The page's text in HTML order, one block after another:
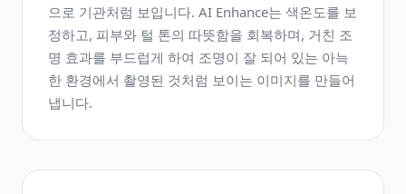
으로 기관처럼 보입니다. AI Enhance는 색온도를 보
정하고, 피부와 털 톤의 따뜻함을 회복하며, 거친 조
명 효과를 부드럽게 하여 조명이 잘 되어 있는 아늑
한 환경에서 촬영된 것처럼 보이는 이미지를 만들어
냅니다.